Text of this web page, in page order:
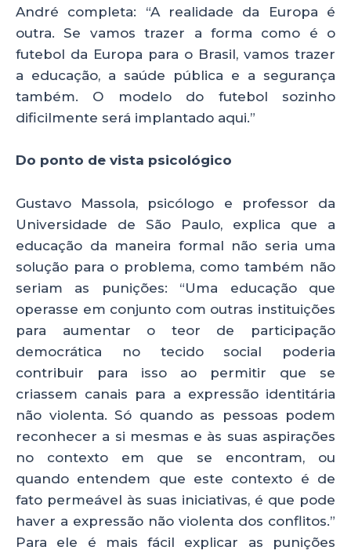
André completa: “A realidade da Europa é
outra. Se vamos trazer a forma como é o
futebol da Europa para o Brasil, vamos trazer
a educação, a saúde pública e a segurança
também. O modelo do futebol sozinho
dificilmente será implantado aqui.”
Do ponto de vista psicológico
Gustavo Massola, psicólogo e professor da
Universidade de São Paulo, explica que a
educação da maneira formal não seria uma
solução para o problema, como também não
seriam as punições: “Uma educação que
operasse em conjunto com outras instituições
para aumentar o teor de participação
democrática no tecido social poderia
contribuir para isso ao permitir que se
criassem canais para a expressão identitária
não violenta. Só quando as pessoas podem
reconhecer a si mesmas e às suas aspirações
no contexto em que se encontram, ou
quando entendem que este contexto é de
fato permeável às suas iniciativas, é que pode
haver a expressão não violenta dos conflitos.”
Para ele é mais fácil explicar as punições